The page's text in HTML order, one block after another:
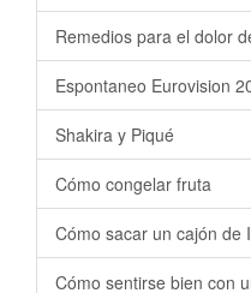
Remedios para el dolor
Espontaneo Eurovision
Shakira y Piqué
Cómo congelar fruta
Cómo sacar un cajón de
Cómo sentirse bien con